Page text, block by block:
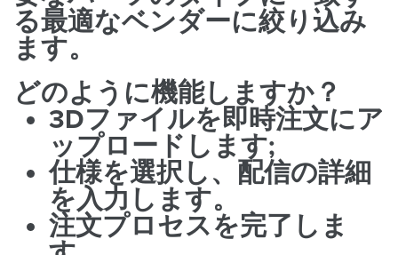
る最適なベンダーに絞り込み
ます。
どのように機能しますか？
3Dファイルを即時注文にア
ップロードします;
仕様を選択し、配信の詳細
を入力します。
注文プロセスを完了しま